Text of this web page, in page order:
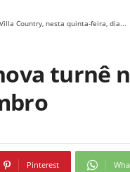
Country, nesta quinta-feira, dia...
turnê
Pinterest